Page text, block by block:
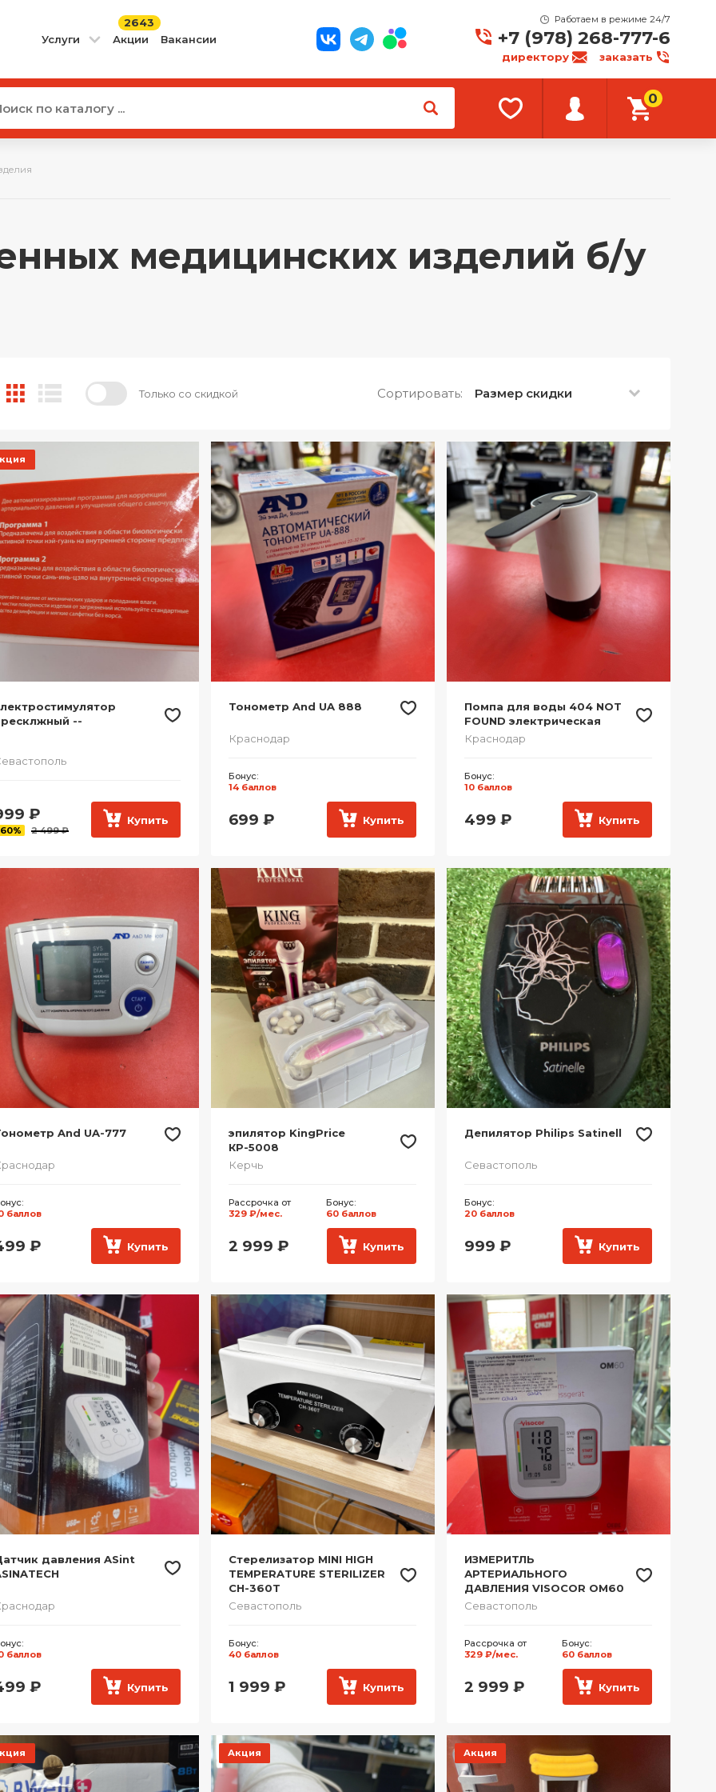
Услуги Акции
2643
Вакансии
Работаем в режиме 24/7
+7 (978) 268-777-6
директору заказать
0
медицинских изделий б/у
Только со скидкой Сортировать: Размер скидки
--
₽
2 499 ₽
Купить
Тонометр And UA 888
Краснодар
Бонус:
14 баллов
699 ₽ Купить
Помпа для воды 404 NOT
FOUND электрическая
Краснодар
Бонус:
10 баллов
499 ₽ Купить
And UA-777
баллов
₽ Купить
эпилятор KingPrice
КР-5008
Керчь
Рассрочка от
329 ₽/мес.
Бонус:
60 баллов
2 999 ₽ Купить
Депилятор Philips Satinell
Севастополь
Бонус:
20 баллов
999 ₽ Купить
давления ASint
баллов
₽ Купить
Стерелизатор MINI HIGH
TEMPERATURE STERILIZER
CH-360T
Севастополь
Бонус:
40 баллов
1 999 ₽ Купить
ИЗМЕРИТЛЬ
АРТЕРИАЛЬНОГО
ДАВЛЕНИЯ VISOCOR OM60
Севастополь
Рассрочка от
329 ₽/мес.
Бонус:
60 баллов
2 999 ₽ Купить
Акция Акция